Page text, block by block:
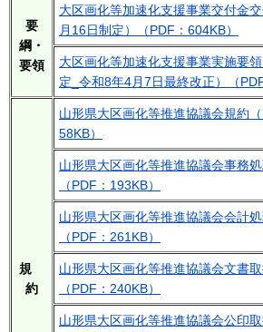
要
綱・
要領
大区画化等加速化支援事業交付金
月16日制定）（PDF：604KB）
大区画化等加速化支援事業実施要
定_令和8年4月7日最終改正）（
規
約
山形県大区画化等推進協議会規約
58KB）
山形県大区画化等推進協議会事務
（PDF：193KB）
山形県大区画化等推進協議会会計
（PDF：261KB）
山形県大区画化等推進協議会文書
（PDF：240KB）
山形県大区画化等推進協議会公印